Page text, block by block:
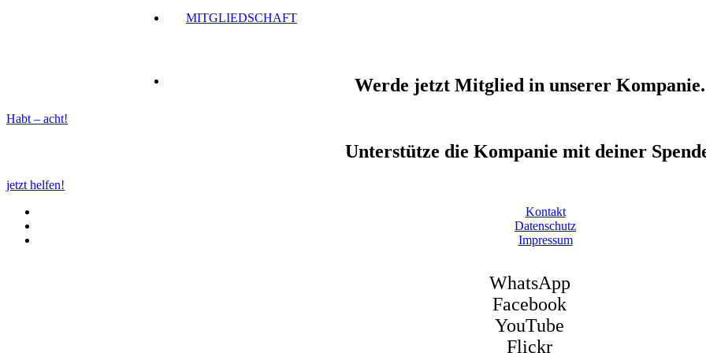
MITGLIEDSCHAFT
Werde jetzt Mitglied in unserer Kompanie.
Habt – acht!
Unterstütze die Kompanie mit deiner
jetzt helfen!
Kontakt
Datenschutz
Impressum
WhatsApp
Facebook
YouTube
Flickr